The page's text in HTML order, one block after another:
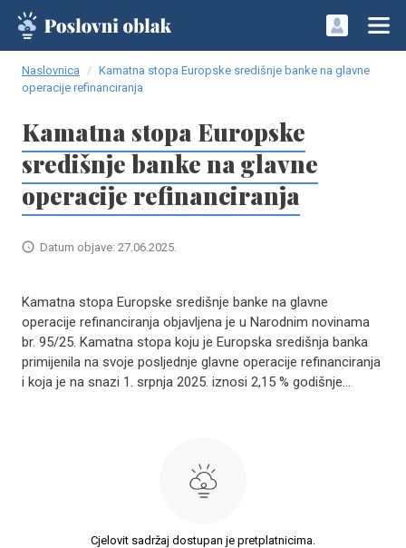
Naslovnica
Kamatna stopa Europske središnje banke na glavne
operacije refinanciranja
Kamatna stopa Europske
središnje banke na glavne
operacije refinanciranja
Datum objave: 27.06.2025.
Kamatna stopa Europske središnje banke na glavne
operacije refinanciranja objavljena je u Narodnim novinama
br. 95/25. Kamatna stopa koju je Europska središnja banka
primijenila na svoje posljednje glavne operacije refinanciranja
i koja je na snazi 1. srpnja 2025. iznosi 2,15 % godišnje...
Cjelovit sadržaj dostupan je pretplatnicima.